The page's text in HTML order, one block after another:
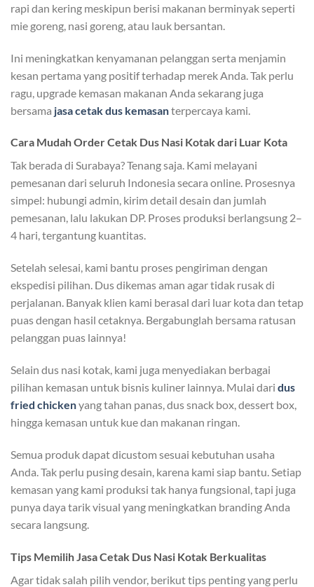
rapi dan kering meskipun berisi makanan berminyak seperti
mie goreng, nasi goreng, atau lauk bersantan.
Ini meningkatkan kenyamanan pelanggan serta menjamin
kesan pertama yang positif terhadap merek Anda. Tak perlu
ragu, upgrade kemasan makanan Anda sekarang juga
bersama jasa cetak dus kemasanterpercaya kami.
Cara Mudah Order Cetak Dus Nasi Kotak dari Luar Kota
Tak berada di Surabaya? Tenang saja. Kami melayani
pemesanan dari seluruh Indonesia secara online. Prosesnya
simpel: hubungi admin, kirim detail desain dan jumlah
pemesanan, lalu lakukan DP. Proses produksi berlangsung 2–
4 hari, tergantung kuantitas.
Setelah selesai, kami bantu proses pengiriman dengan
ekspedisi pilihan. Dus dikemas aman agar tidak rusak di
perjalanan. Banyak klien kami berasal dari luar kota dan tetap
puas dengan hasil cetaknya. Bergabunglah bersama ratusan
pelanggan puas lainnya!
Selain dus nasi kotak, kami juga menyediakan berbagai
pilihan kemasan untuk bisnis kuliner lainnya. Mulai dari dus
fried chickenyang tahan panas, dus snack box, dessert box,
hingga kemasan untuk kue dan makanan ringan.
Semua produk dapat dicustom sesuai kebutuhan usaha
Anda. Tak perlu pusing desain, karena kami siap bantu. Setiap
kemasan yang kami produksi tak hanya fungsional, tapi juga
punya daya tarik visual yang meningkatkan branding Anda
secara langsung.
Tips Memilih Jasa Cetak Dus Nasi Kotak Berkualitas
Agar tidak salah pilih vendor, berikut tips penting yang perlu